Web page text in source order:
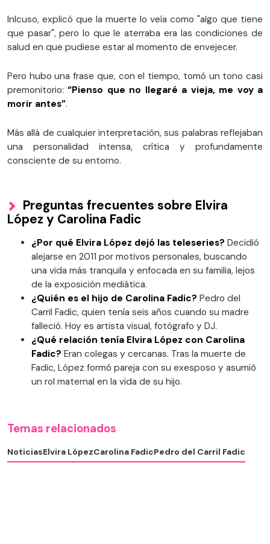
Inlcuso, explicó que la muerte lo veía como "algo que tiene
que pasar", pero lo que le aterraba era las condiciones de
salud en que pudiese estar al momento de envejecer.
Pero hubo una frase que, con el tiempo, tomó un tono casi
premonitorio:“Pienso que no llegaré a vieja, me voy a
morir antes”.
Más allá de cualquier interpretación, sus palabras reflejaban
una personalidad intensa, crítica y profundamente
consciente de su entorno.
Preguntas frecuentes sobre Elvira
López y Carolina Fadic
¿Por qué Elvira López dejó las teleseries? Decidió
alejarse en 2011 por motivos personales, buscando
una vida más tranquila y enfocada en su familia, lejos
de la exposición mediática.
¿Quién es el hijo de Carolina Fadic? Pedro del
Carril Fadic, quien tenía seis años cuando su madre
falleció. Hoy es artista visual, fotógrafo y DJ.
¿Qué relación tenía Elvira López con Carolina
Fadic? Eran colegas y cercanas. Tras la muerte de
Fadic, López formó pareja con su exesposo y asumió
un rol maternal en la vida de su hijo.
Temas relacionados
NoticiasElvira LópezCarolina FadicPedro del Carril Fadic